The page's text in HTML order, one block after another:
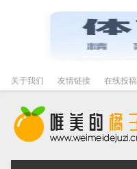
关于我们 友情链接 在线投稿